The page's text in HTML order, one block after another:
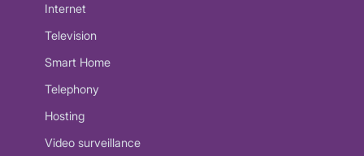
Internet
Television
Smart Home
Telephony
Hosting
Video surveillance